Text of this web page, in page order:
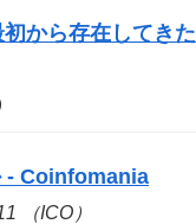
から存在してき
- Coinfomania
（ICO）